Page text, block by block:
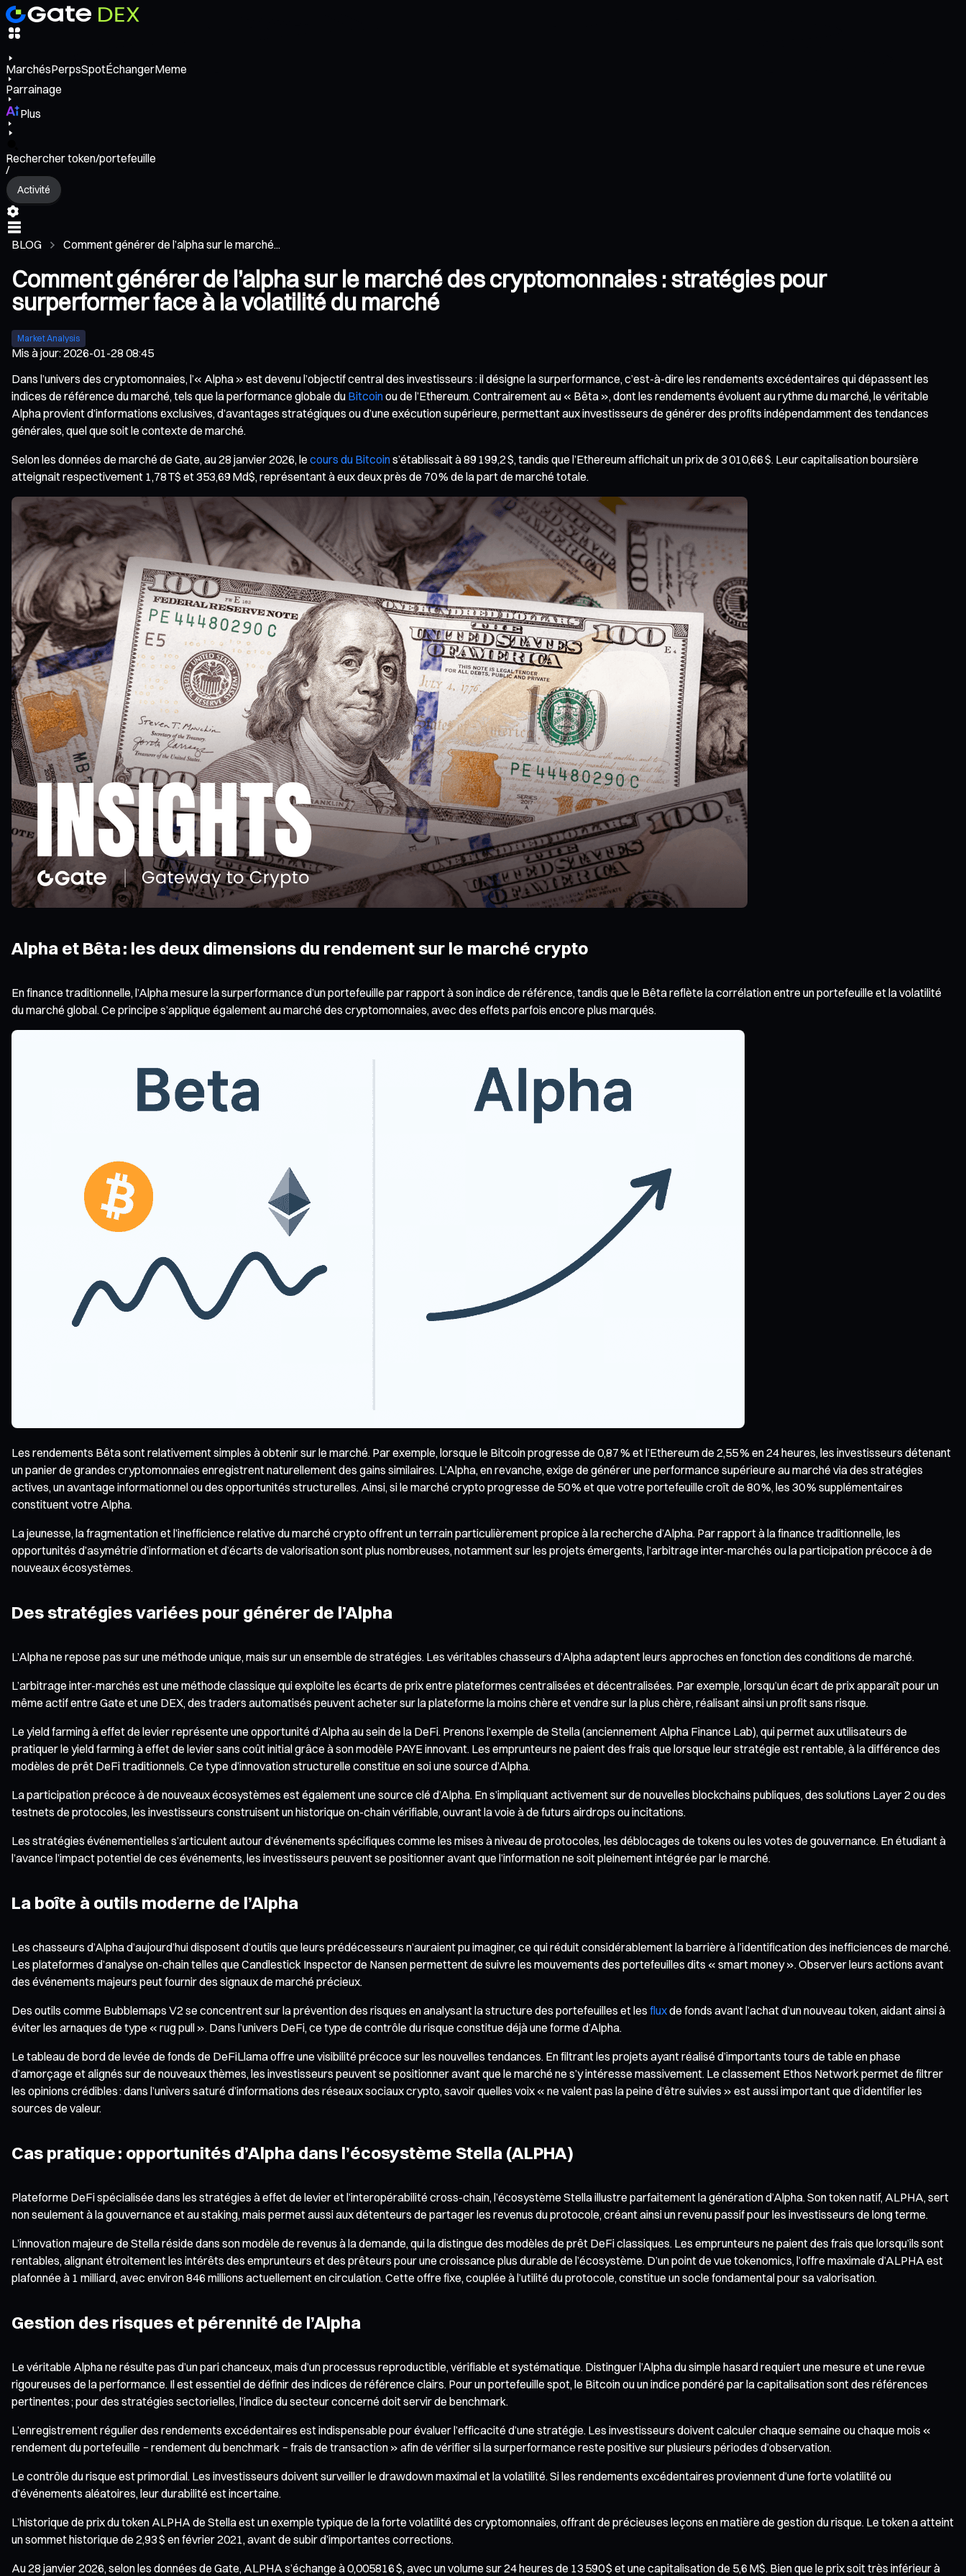
MarchésPerpsSpotÉchangerMeme
Parrainage
Plus
Rechercher token/portefeuille
/
Activité
BLOG Comment générer de l’alpha sur le marché...
Comment générer de l’alpha sur le marché des cryptomonnaies : stratégies pour
surperformer face à la volatilité du marché
Market Analysis
Mis à jour:2026-01-28 08:45
Dans l’univers des cryptomonnaies, l’« Alpha » est devenu l’objectif central des investisseurs : il désigne la surperformance, c’est-à-dire les rendements excédentaires qui dépassent les
indices de référence du marché, tels que la performance globale du Bitcoinou de l’Ethereum. Contrairement au « Bêta », dont les rendements évoluent au rythme du marché, le véritable
Alpha provient d’informations exclusives, d’avantages stratégiques ou d’une exécution supérieure, permettant aux investisseurs de générer des profits indépendamment des tendances
générales, quel que soit le contexte de marché.
Selon les données de marché de Gate, au 28 janvier 2026, le cours du Bitcoins’établissait à 89 199,2 $, tandis que l’Ethereum affichait un prix de 3 010,66 $. Leur capitalisation boursière
atteignait respectivement 1,78 T$ et 353,69 Md$, représentant à eux deux près de 70 % de la part de marché totale.
Alpha et Bêta : les deux dimensions du rendement sur le marché crypto
En finance traditionnelle, l’Alpha mesure la surperformance d’un portefeuille par rapport à son indice de référence, tandis que le Bêta reflète la corrélation entre un portefeuille et la volatilité
du marché global. Ce principe s’applique également au marché des cryptomonnaies, avec des effets parfois encore plus marqués.
Les rendements Bêta sont relativement simples à obtenir sur le marché. Par exemple, lorsque le Bitcoin progresse de 0,87 % et l’Ethereum de 2,55 % en 24 heures, les investisseurs détenant
un panier de grandes cryptomonnaies enregistrent naturellement des gains similaires. L’Alpha, en revanche, exige de générer une performance supérieure au marché via des stratégies
actives, un avantage informationnel ou des opportunités structurelles. Ainsi, si le marché crypto progresse de 50 % et que votre portefeuille croît de 80 %, les 30 % supplémentaires
constituent votre Alpha.
La jeunesse, la fragmentation et l’inefficience relative du marché crypto offrent un terrain particulièrement propice à la recherche d’Alpha. Par rapport à la finance traditionnelle, les
opportunités d’asymétrie d’information et d’écarts de valorisation sont plus nombreuses, notamment sur les projets émergents, l’arbitrage inter-marchés ou la participation précoce à de
nouveaux écosystèmes.
Des stratégies variées pour générer de l’Alpha
L’Alpha ne repose pas sur une méthode unique, mais sur un ensemble de stratégies. Les véritables chasseurs d’Alpha adaptent leurs approches en fonction des conditions de marché.
L’arbitrage inter-marchés est une méthode classique qui exploite les écarts de prix entre plateformes centralisées et décentralisées. Par exemple, lorsqu’un écart de prix apparaît pour un
même actif entre Gate et une DEX, des traders automatisés peuvent acheter sur la plateforme la moins chère et vendre sur la plus chère, réalisant ainsi un profit sans risque.
Le yield farming à effet de levier représente une opportunité d’Alpha au sein de la DeFi. Prenons l’exemple de Stella (anciennement Alpha Finance Lab), qui permet aux utilisateurs de
pratiquer le yield farming à effet de levier sans coût initial grâce à son modèle PAYE innovant. Les emprunteurs ne paient des frais que lorsque leur stratégie est rentable, à la différence des
modèles de prêt DeFi traditionnels. Ce type d’innovation structurelle constitue en soi une source d’Alpha.
La participation précoce à de nouveaux écosystèmes est également une source clé d’Alpha. En s’impliquant activement sur de nouvelles blockchains publiques, des solutions Layer 2 ou des
testnets de protocoles, les investisseurs construisent un historique on-chain vérifiable, ouvrant la voie à de futurs airdrops ou incitations.
Les stratégies événementielles s’articulent autour d’événements spécifiques comme les mises à niveau de protocoles, les déblocages de tokens ou les votes de gouvernance. En étudiant à
l’avance l’impact potentiel de ces événements, les investisseurs peuvent se positionner avant que l’information ne soit pleinement intégrée par le marché.
La boîte à outils moderne de l’Alpha
Les chasseurs d’Alpha d’aujourd’hui disposent d’outils que leurs prédécesseurs n’auraient pu imaginer, ce qui réduit considérablement la barrière à l’identification des inefficiences de marché.
Les plateformes d’analyse on-chain telles que Candlestick Inspector de Nansen permettent de suivre les mouvements des portefeuilles dits « smart money ». Observer leurs actions avant
des événements majeurs peut fournir des signaux de marché précieux.
Des outils comme Bubblemaps V2 se concentrent sur la prévention des risques en analysant la structure des portefeuilles et les fluxde fonds avant l’achat d’un nouveau token, aidant ainsi à
éviter les arnaques de type « rug pull ». Dans l’univers DeFi, ce type de contrôle du risque constitue déjà une forme d’Alpha.
Le tableau de bord de levée de fonds de DeFiLlama offre une visibilité précoce sur les nouvelles tendances. En filtrant les projets ayant réalisé d’importants tours de table en phase
d’amorçage et alignés sur de nouveaux thèmes, les investisseurs peuvent se positionner avant que le marché ne s’y intéresse massivement. Le classement Ethos Network permet de filtrer
les opinions crédibles : dans l’univers saturé d’informations des réseaux sociaux crypto, savoir quelles voix « ne valent pas la peine d’être suivies » est aussi important que d’identifier les
sources de valeur.
Cas pratique : opportunités d’Alpha dans l’écosystème Stella (ALPHA)
Plateforme DeFi spécialisée dans les stratégies à effet de levier et l’interopérabilité cross-chain, l’écosystème Stella illustre parfaitement la génération d’Alpha. Son token natif, ALPHA, sert
non seulement à la gouvernance et au staking, mais permet aussi aux détenteurs de partager les revenus du protocole, créant ainsi un revenu passif pour les investisseurs de long terme.
L’innovation majeure de Stella réside dans son modèle de revenus à la demande, qui la distingue des modèles de prêt DeFi classiques. Les emprunteurs ne paient des frais que lorsqu’ils sont
rentables, alignant étroitement les intérêts des emprunteurs et des prêteurs pour une croissance plus durable de l’écosystème. D’un point de vue tokenomics, l’offre maximale d’ALPHA est
plafonnée à 1 milliard, avec environ 846 millions actuellement en circulation. Cette offre fixe, couplée à l’utilité du protocole, constitue un socle fondamental pour sa valorisation.
Gestion des risques et pérennité de l’Alpha
Le véritable Alpha ne résulte pas d’un pari chanceux, mais d’un processus reproductible, vérifiable et systématique. Distinguer l’Alpha du simple hasard requiert une mesure et une revue
rigoureuses de la performance. Il est essentiel de définir des indices de référence clairs. Pour un portefeuille spot, le Bitcoin ou un indice pondéré par la capitalisation sont des références
pertinentes ; pour des stratégies sectorielles, l’indice du secteur concerné doit servir de benchmark.
L’enregistrement régulier des rendements excédentaires est indispensable pour évaluer l’efficacité d’une stratégie. Les investisseurs doivent calculer chaque semaine ou chaque mois «
rendement du portefeuille − rendement du benchmark − frais de transaction » afin de vérifier si la surperformance reste positive sur plusieurs périodes d’observation.
Le contrôle du risque est primordial. Les investisseurs doivent surveiller le drawdown maximal et la volatilité. Si les rendements excédentaires proviennent d’une forte volatilité ou
d’événements aléatoires, leur durabilité est incertaine.
L’historique de prix du token ALPHA de Stella est un exemple typique de la forte volatilité des cryptomonnaies, offrant de précieuses leçons en matière de gestion du risque. Le token a atteint
un sommet historique de 2,93 $ en février 2021, avant de subir d’importantes corrections.
Au 28 janvier 2026, selon les données de Gate, ALPHA s’échange à 0,005816 $, avec un volume sur 24 heures de 13 590 $ et une capitalisation de 5,6 M$. Bien que le prix soit très inférieur à